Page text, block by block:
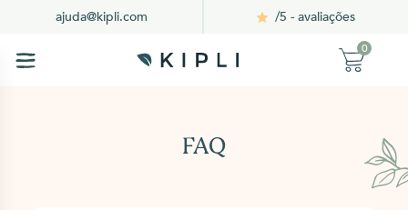
ajuda@kipli.com /5 - avaliações
0
FAQ